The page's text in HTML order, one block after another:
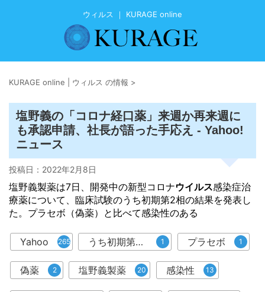
ウィルス ｜ KURAGE online
KURAGE online | ウィルス の情報 >
塩野義の「コロナ経口薬」来週か再来週に
も承認申請、社長が語った手応え - Yahoo!
ニュース
投稿日： 2022年2月8日
塩野義製薬は7日、開発中の新型コロナウイルス感染症治
療薬について、臨床試験のうち初期第2相の結果を発表し
た。プラセボ（偽薬）と比べて感染性のある
Yahoo 265 うち初期第2相 1 プラセボ 1
偽薬 2 塩野義製薬 20 感染性 13